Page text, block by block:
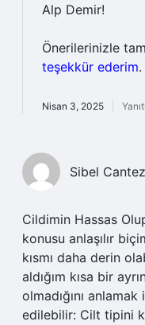
Alp Demir!
Önerilerinizle
teşekkür ederim.
Nisan 3, 2025
Sibel Cantez
Cildimin Hassas
konusu anlaşılır
kısmı daha derin
aldığım kısa bir
olmadığını
edilebilir: Cilt tipini